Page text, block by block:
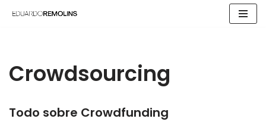
Crowdsourcing
Todo sobre Crowdfunding